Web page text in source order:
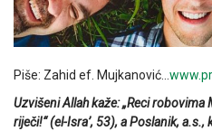
Piše: Zahid ef. Mujkanović…
Uzvišeni Allah kaže: „Reci
riječi!“ (el-Isra’, 53), a Poslanik, a.s.,